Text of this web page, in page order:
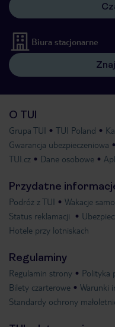
Biura stacjonarne
O TUI
Grupa TUI TUI Poland
Gwarancja ubezpieczeniowa
TUI.cz
Dane osobowe
Przydatne
Podróż z TUI Wakacje
Status reklamacji
Hotele przy lotniskach
Regulaminy
Regulamin strony Polityka
Bilety czarterowe
Warunki
Standardy ochrony